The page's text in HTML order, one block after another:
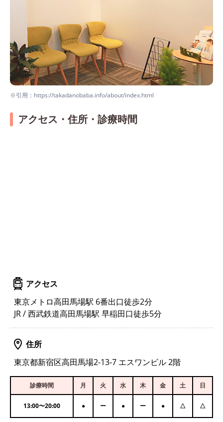
※引用：https://takadanobaba.info/about/index.html
アクセス・住所・診療時間
アクセス
東京メトロ高田馬場駅 6番出口徒歩2分
JR / 西武鉄道高田馬場駅 早稲田口徒歩5分
住所
東京都新宿区高田馬場2-13-7 エスワンビル 2階
診療時間 月 火 水 木 金 土 日
13:00〜20:00 ● ー ● ー ● △ △